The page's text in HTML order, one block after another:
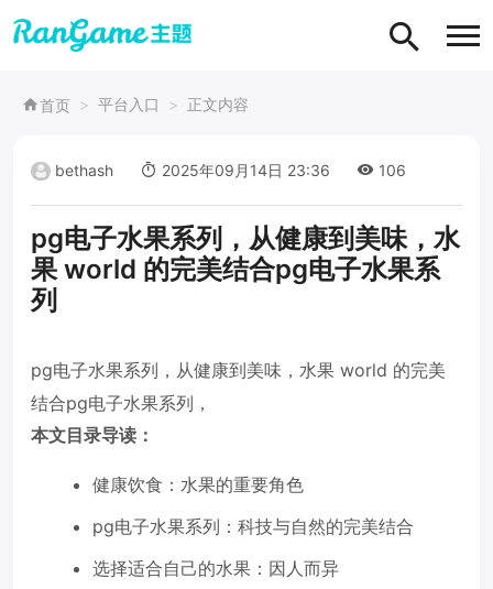
首页 平台入口 正文内容
bethash 2025年09月14日 23:36 106
pg电子水果系列，从健康到美味，水
果 world 的完美结合pg电子水果系
列
pg电子水果系列，从健康到美味，水果 world 的完美
结合pg电子水果系列，
本文目录导读：
健康饮食：水果的重要角色
pg电子水果系列：科技与自然的完美结合
选择适合自己的水果：因人而异